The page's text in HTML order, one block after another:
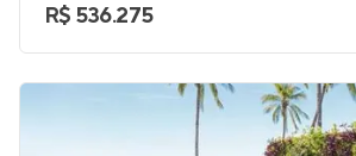
R$ 536.275